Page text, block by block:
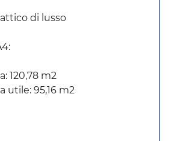
attico di lusso
120,78 m2
utile: 95,16 m2